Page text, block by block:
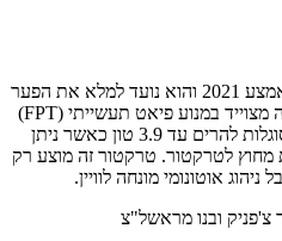
: דגם זה הושק כבר באמצע 2021 והוא נועד למלא את הפער
שנוצר בין סדרה 4 לסדרה 5. דגם זה מצוייד במנוע פיאט תעשייתי (FPT)
עם 75 כ"ס. הזרועות האחוריות מסוגלות להרים עד 3.9 טון כאשר ניתן
מחוץ לטרקטור. טרקטור זה מוצע רק
אוטונומי מונחה לוויין.
צ'פניק ובנו מראשל"צ